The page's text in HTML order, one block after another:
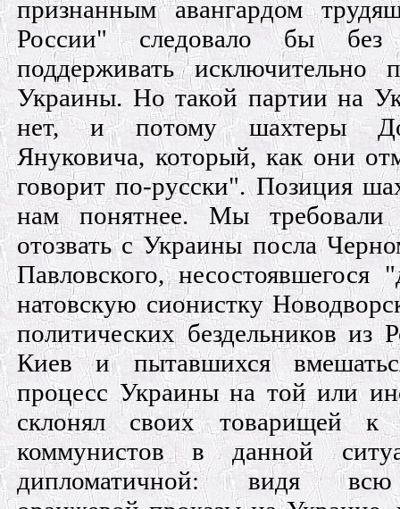
признанным авангардом
России" следовало бы без
поддерживать исключительно
Украины. Но такой партии на
нет, и потому шахтеры
Януковича, который, как они
говорит по-русски". Позиция
нам понятнее. Мы
отозвать с Украины посла
Павловского, несостоявшегося
натовскую сионистку
политических бездельников
Киев и пытавшихся
процесс Украины на той или
склонял своих товарищей к
коммунистов в данной
дипломатичной: видя всю